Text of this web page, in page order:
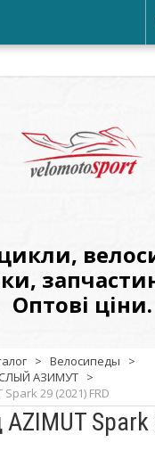
Оптові ціни.
> Велосипеды
>
АЗИМУТ >
29 (2021) FRD
AZIMUT